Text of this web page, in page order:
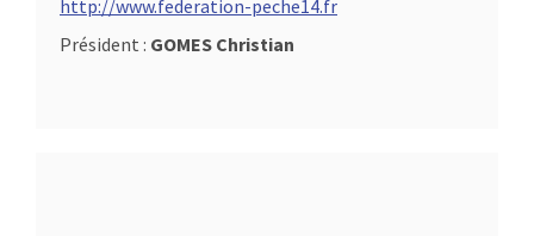
http://www.federation-peche14.fr
Président : GOMES Christian